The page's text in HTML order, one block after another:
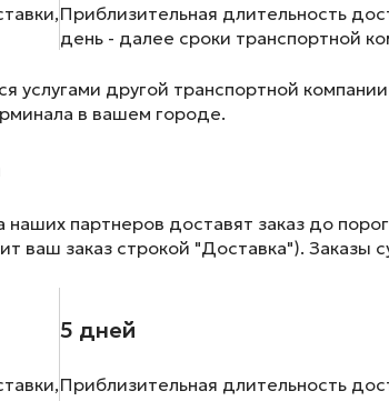
Приблизительная длительность
день - далее сроки транспортной
услугами другой транспортной
в вашем городе.
наших партнеров доставят заказ до
ваш заказ строкой "Доставка").
5 дней
Приблизительная длительность